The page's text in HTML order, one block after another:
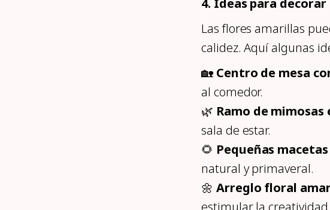
4. Ideas para
Las flores amarillas
calidez. Aquí algunas
🏡 Centro de mesa
al comedor.
🌿 Ramo de
sala de estar.
🌻 Pequeñas
natural y primaveral.
🌼 Arreglo floral